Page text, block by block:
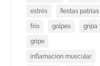
estrés fiestas patrias
frío golpes gripa
gripe
inflamacion muscular